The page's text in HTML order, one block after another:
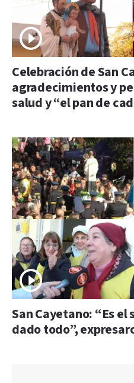
Celebración de San
agradecimientos y
salud y “el pan de
San Cayetano: “Es el
dado todo”,